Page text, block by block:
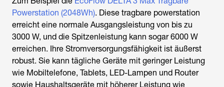
Powerstation (2048Wh). Diese tragbare powerstation
erreicht eine normale Ausgangsleistung von bis zu
3000 W, und die Spitzenleistung kann sogar 6000 W
erreichen. Ihre Stromversorgungsfähigkeit ist äußerst
robust. Sie kann tägliche Geräte mit geringer Leistung
wie Mobiltelefone, Tablets, LED-Lampen und Router
sowie Haushaltsgeräte mit höherer Leistung wie